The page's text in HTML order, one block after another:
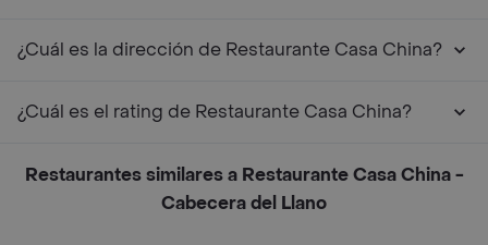
¿Cuál es la dirección de Restaurante Casa China?
¿Cuál es el rating de Restaurante Casa China?
Restaurantes similares a Restaurante Casa China -
Cabecera del Llano